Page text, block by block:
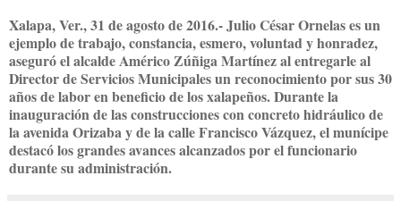
Xalapa, Ver., 31 de agosto de 2016.- Julio César Ornelas es un
ejemplo de trabajo, constancia, esmero, voluntad y honradez,
aseguró el alcalde Américo Zúñiga Martínez al entregarle al
Director de Servicios Municipales un reconocimiento por sus 30
años de labor en beneficio de los xalapeños. Durante la
inauguración de las construcciones con concreto hidráulico de
la avenida Orizaba y de la calle Francisco Vázquez, el munícipe
destacó los grandes avances alcanzados por el funcionario
durante su administración.